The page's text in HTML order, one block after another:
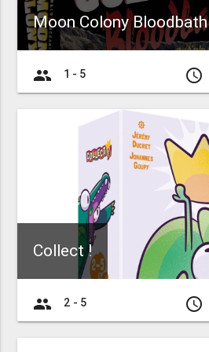
Moon Colony Bloodbath
group 1 - 5 access_time
Collect !
group 2 - 5 access_time